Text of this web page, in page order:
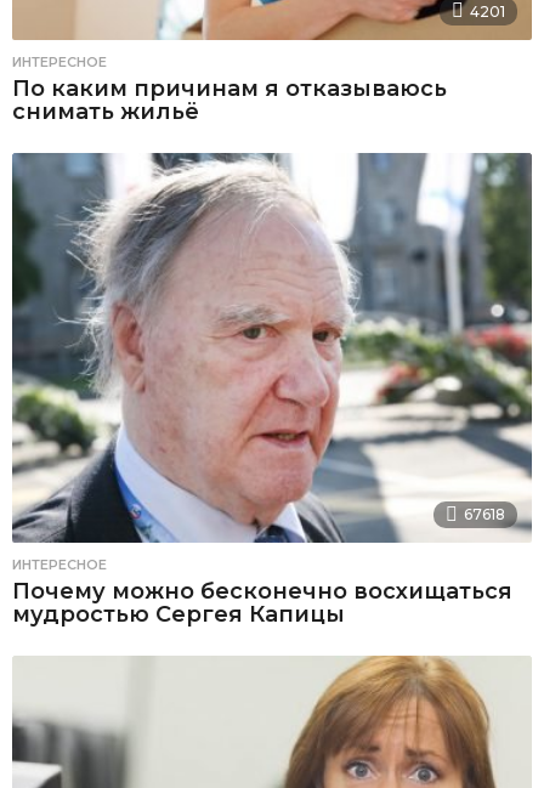
4201
ИНТЕРЕСНОЕ
По каким причинам я отказываюсь
снимать жильё
67618
ИНТЕРЕСНОЕ
Почему можно бесконечно восхищаться
мудростью Сергея Капицы